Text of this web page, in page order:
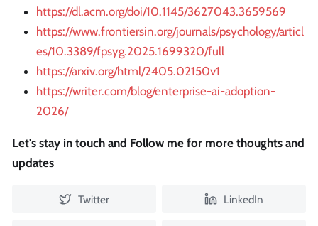
https://dl.acm.org/doi/10.1145/3627043.3659569
https://www.frontiersin.org/journals/psychology/articl
es/10.3389/fpsyg.2025.1699320/full
https://arxiv.org/html/2405.02150v1
https://writer.com/blog/enterprise-ai-adoption-
2026/
Let's stay in touch and Follow me for more thoughts and
updates
Twitter LinkedIn